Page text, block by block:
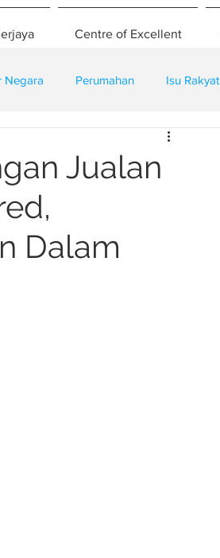
Centre of Excellent
Negara Perumahan Isu Rakyat
Jualan
Dalam